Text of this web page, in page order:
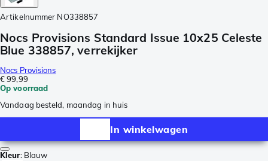
Artikelnummer NO338857
Nocs Provisions Standard Issue 10x25 Celeste
Blue 338857, verrekijker
Nocs Provisions
€ 99,99
Op voorraad
Vandaag besteld, maandag in huis
In winkelwagen
Kleur: Blauw